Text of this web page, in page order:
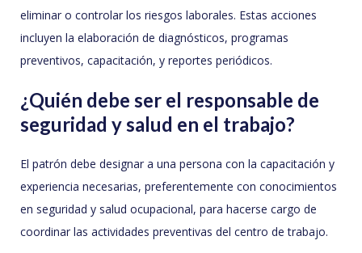
eliminar o controlar los riesgos laborales. Estas acciones
incluyen la elaboración de diagnósticos, programas
preventivos, capacitación, y reportes periódicos.
¿Quién debe ser el responsable de
seguridad y salud en el trabajo?
El patrón debe designar a una persona con la capacitación y
experiencia necesarias, preferentemente con conocimientos
en seguridad y salud ocupacional, para hacerse cargo de
coordinar las actividades preventivas del centro de trabajo.